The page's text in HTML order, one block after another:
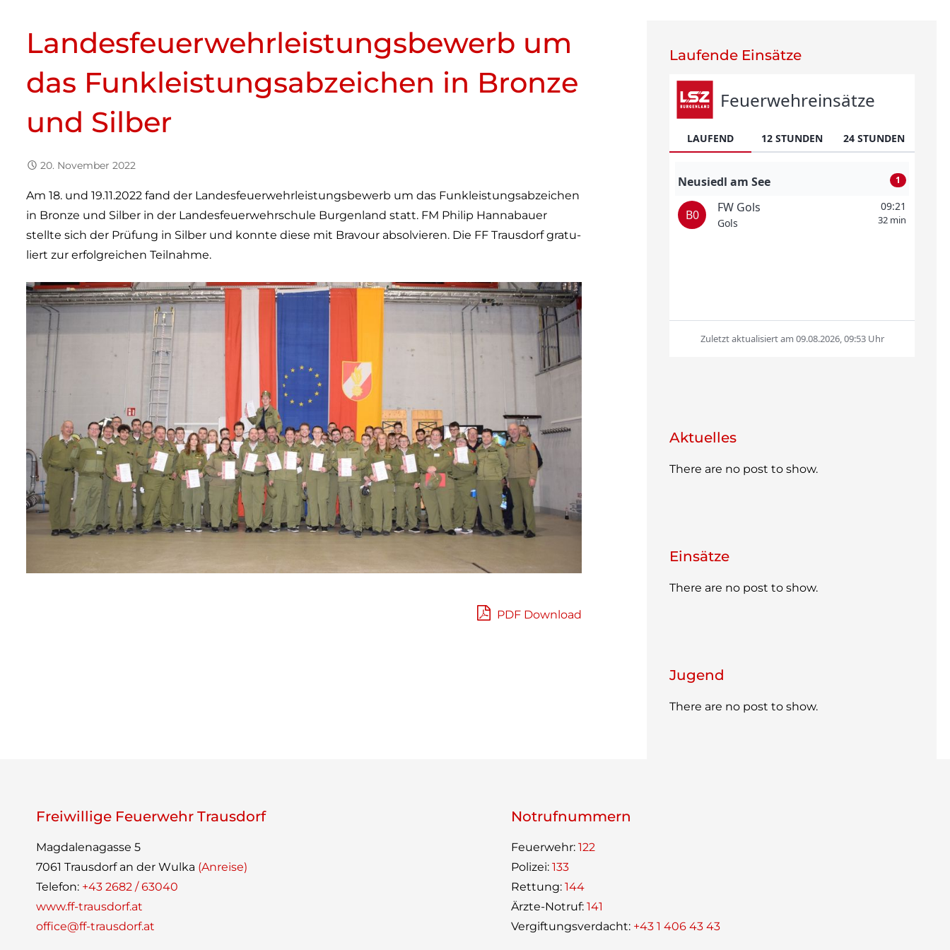
Lan­des­feu­er­wehr­leis­tungs­be­werb um
das Funk­leis­tungs­ab­zei­chen in Bronze
und Silber
20. November 2022
Am 18. und 19.11.2022 fand der Lan­des­feu­er­wehr­leis­tungs­be­werb um das Funk­leis­tungs­ab­zei­chen
in Bronze und Sil­ber in der Lan­des­feu­er­wehr­schule Bur­gen­land statt. FM Philip Han­n­a­bauer
stellte sich der Prü­fung in Sil­ber und konnte diese mit Bra­vour absol­vie­ren. Die FF Traus­dorf gra­tu­
liert zur erfolg­rei­chen Teilnahme.
PDF Download
Lau­fende Einsätze
Aktu­el­les
There are no post to show.
Ein­sätze
There are no post to show.
Jugend
There are no post to show.
Frei­wil­lige Feu­er­wehr Trausdorf
Mag­da­le­na­gasse 5
7061 Traus­dorf an der Wulka (Anreise)
Tele­fon: +43 2682 / 63040
www.ff-trausdorf.at
office@ff-trausdorf.at
Not­ruf­num­mern
Feu­er­wehr: 122
Poli­zei: 133
Ret­tung: 144
Ärzte-Not­ruf: 141
Ver­gif­tungs­ver­dacht: +43 1 406 43 43